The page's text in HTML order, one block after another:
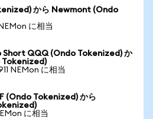
から Newmont (Ondo
に相当
Short QQQ (Ondo Tokenized) か
Tokenized)
NEMon に相当
(Ondo Tokenized) から
に相当